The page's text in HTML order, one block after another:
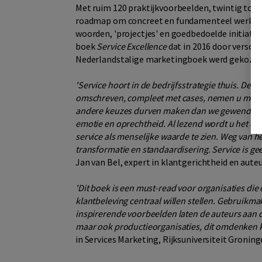
Met ruim 120 praktijkvoorbeelden, twintig
roadmap om concreet en fundamenteel werk
woorden, 'projectjes' en goedbedoelde
boekService Excellencedat in 2016 door
Nederlandstalige marketingboek werd gekozen.
'Service hoort in de bedrijfsstrategie thuis. De
omschreven, compleet met cases, nemen u
andere keuzes durven maken dan we gewend
emotie en oprechtheid. Al lezend wordt u het
service als menselijke waarde te zien. Weg van
transformatie en standaardisering. Service is
Jan van Bel, expert in klantgerichtheid en
'Dit boek is een must-read voor organisaties
klantbeleving centraal willen stellen.
inspirerende voorbeelden laten de auteurs aan
maar ook productieorganisaties, dit omdenken
in Services Marketing, Rijksuniversiteit